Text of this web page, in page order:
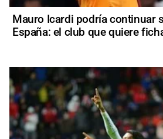
Mauro Icardi podría continuar
España: el club que quiere